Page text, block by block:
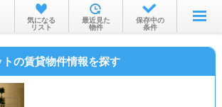
お部屋を探す
沿線・駅から
気になる
リスト
最近見た
物件
保存中の
条件
トの賃貸物件情報を探す